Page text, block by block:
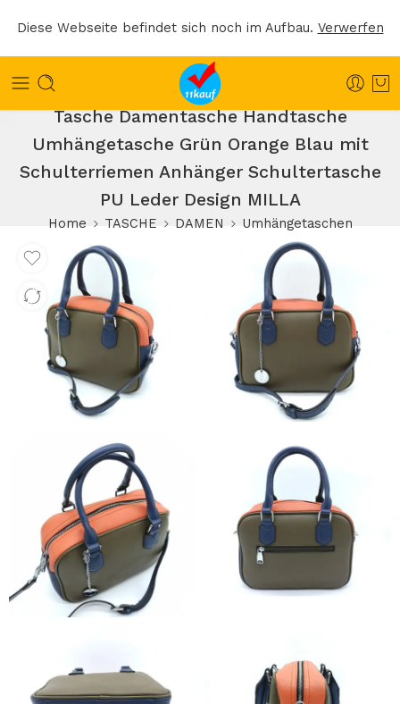
Diese Webseite befindet sich noch im Aufbau. Verwerfen
Tasche Damentasche Handtasche
Umhängetasche Grün Orange Blau mit
Schulterriemen Anhänger Schultertasche
PU Leder Design MILLA
Home TASCHE DAMEN Umhängetaschen